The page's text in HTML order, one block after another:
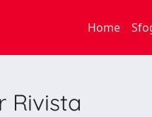
Home
Rivista